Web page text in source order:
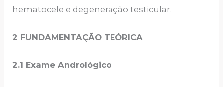
hematocele e degeneração testicular.
2 FUNDAMENTAÇÃO TEÓRICA
2.1 Exame Andrológico